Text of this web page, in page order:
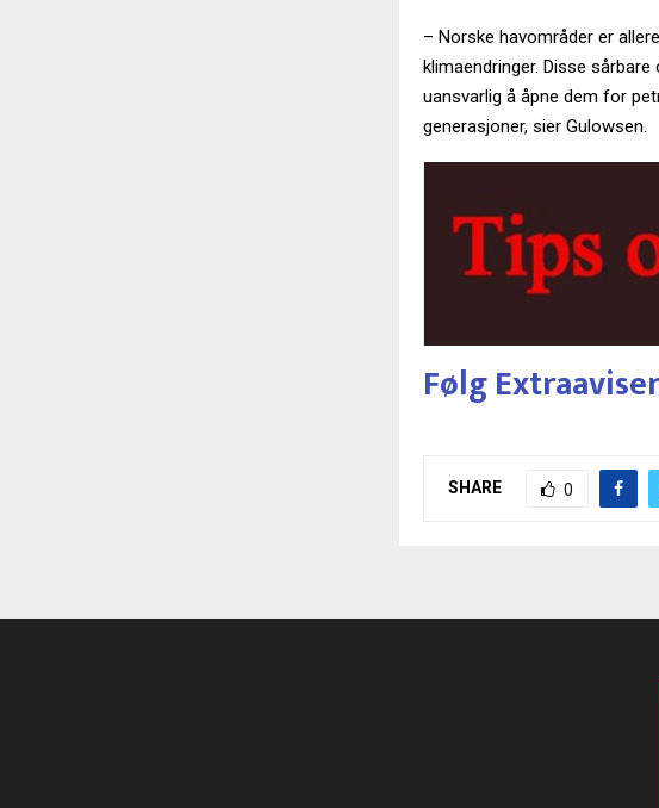
– Norske havområder er
klimaendringer. Disse
uansvarlig å åpne dem for
generasjoner, sier Gulowsen.
Følg
SHARE 0